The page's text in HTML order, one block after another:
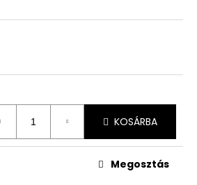
KOSÁRBA
Megosztás